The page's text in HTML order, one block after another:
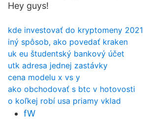
Hey guys!
kde investovať do kryptomeny 2021
iný spôsob, ako povedať kraken
uk eu študentský bankový účet
utk adresa jednej zastávky
cena modelu x vs y
ako obchodovať s btc v hotovosti
o koľkej robí usa priamy vklad
fW